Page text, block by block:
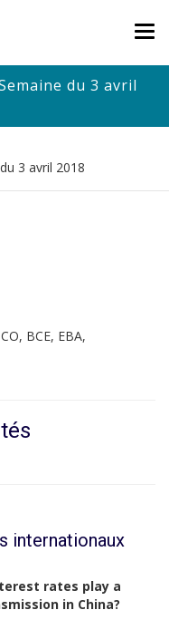
du 3 avril
3 avril 2018
BCE, EBA,
internationaux
rates play a
in China?